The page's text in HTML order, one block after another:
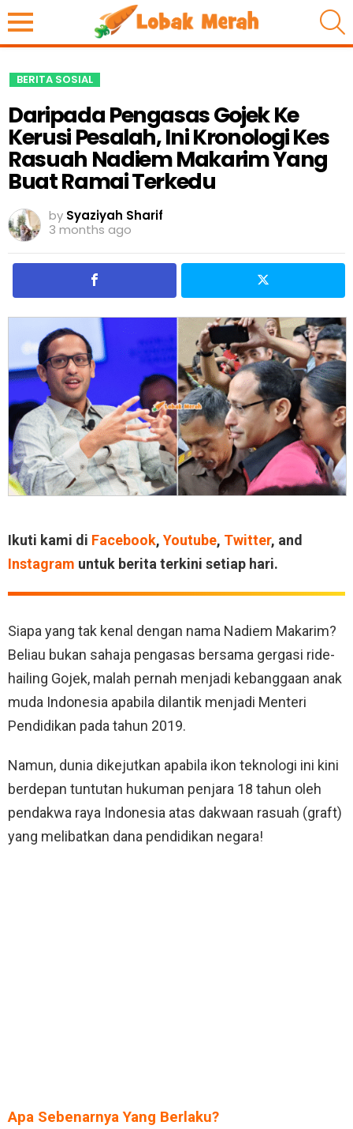
BERITA SOSIAL
Daripada Pengasas Gojek Ke
Kerusi Pesalah, Ini Kronologi Kes
Rasuah Nadiem Makarim Yang
Buat Ramai Terkedu
by Syaziyah Sharif
3 months ago
Ikuti kami di Facebook, Youtube, Twitter, and
Instagram untuk berita terkini setiap hari.
Siapa yang tak kenal dengan nama Nadiem Makarim?
Beliau bukan sahaja pengasas bersama gergasi ride-
hailing Gojek, malah pernah menjadi kebanggaan anak
muda Indonesia apabila dilantik menjadi Menteri
Pendidikan pada tahun 2019.
Namun, dunia dikejutkan apabila ikon teknologi ini kini
berdepan tuntutan hukuman penjara 18 tahun oleh
pendakwa raya Indonesia atas dakwaan rasuah (graft)
yang melibatkan dana pendidikan negara!
Apa Sebenarnya Yang Berlaku?